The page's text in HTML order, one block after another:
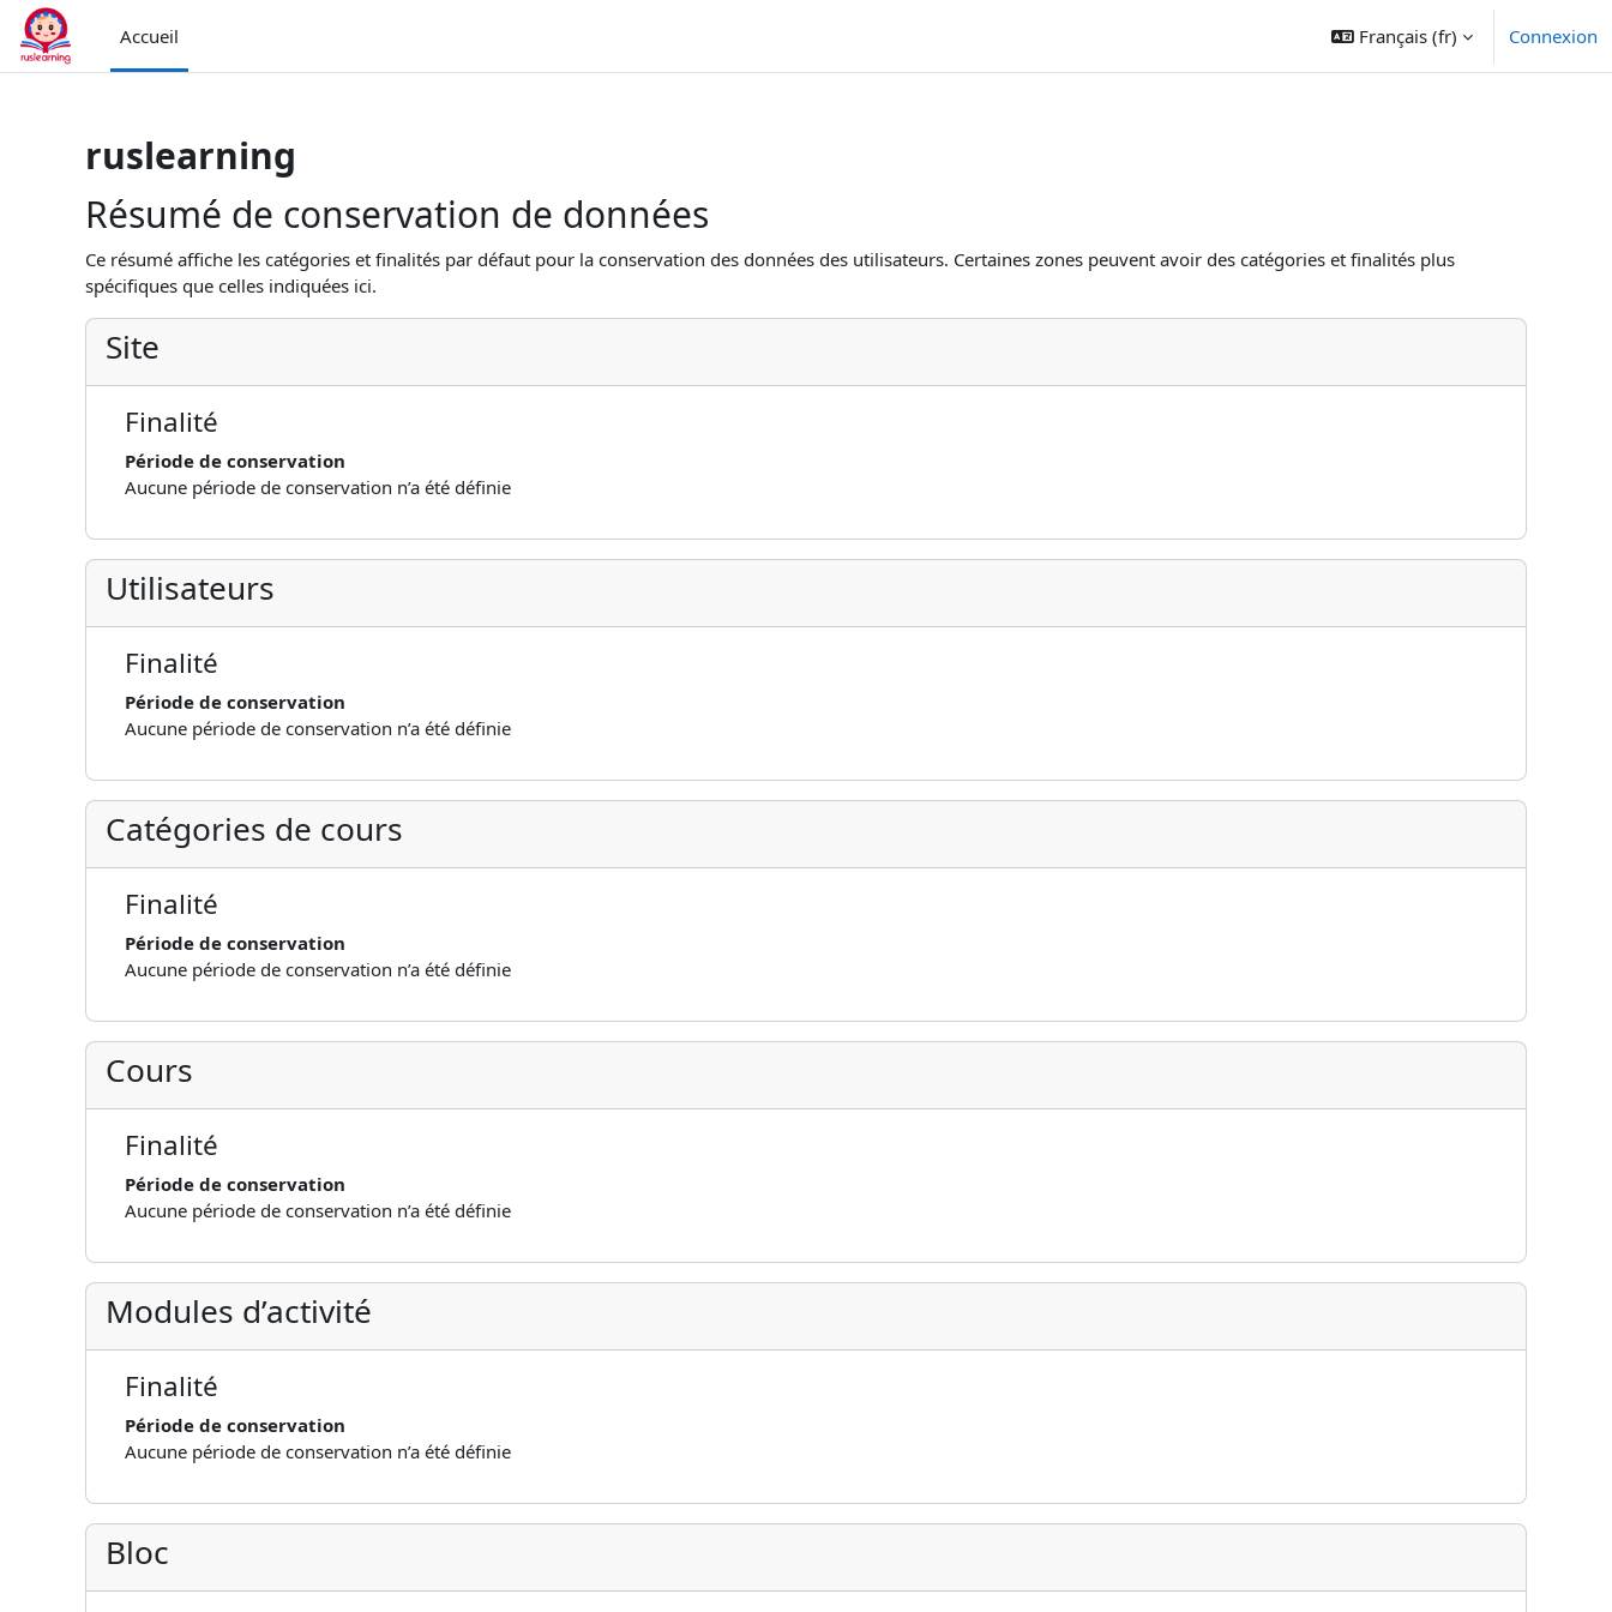
Passer au contenu principal
Accueil
Français ‎(fr)‎ Connexion
ruslearning
Résumé de conservation de données
Ce résumé affiche les catégories et finalités par défaut pour la conservation des données des utilisateurs. Certaines zones peuvent avoir des catégories et finalités plus
spécifiques que celles indiquées ici.
Site
Finalité
Période de conservation
Aucune période de conservation n’a été définie
Utilisateurs
Finalité
Période de conservation
Aucune période de conservation n’a été définie
Catégories de cours
Finalité
Période de conservation
Aucune période de conservation n’a été définie
Cours
Finalité
Période de conservation
Aucune période de conservation n’a été définie
Modules d’activité
Finalité
Période de conservation
Aucune période de conservation n’a été définie
Bloc